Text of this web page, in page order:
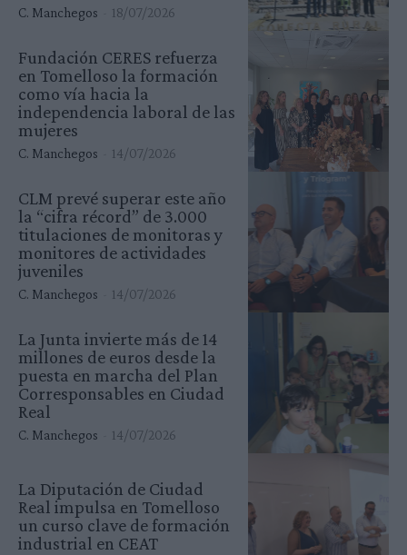
C. Manchegos 18/07/2026
Fundación CERES refuerza
en Tomelloso la formación
como vía hacia la
independencia laboral de las
mujeres
C. Manchegos 14/07/2026
CLM prevé superar este año
la “cifra récord” de 3.000
titulaciones de monitoras y
monitores de actividades
juveniles
C. Manchegos 14/07/2026
La Junta invierte más de 14
millones de euros desde la
puesta en marcha del Plan
Corresponsables en Ciudad
Real
C. Manchegos 14/07/2026
La Diputación de Ciudad
Real impulsa en Tomelloso
un curso clave de formación
industrial en CEAT